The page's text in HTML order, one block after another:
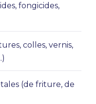
fongicides,
colles, vernis,
(de friture, de